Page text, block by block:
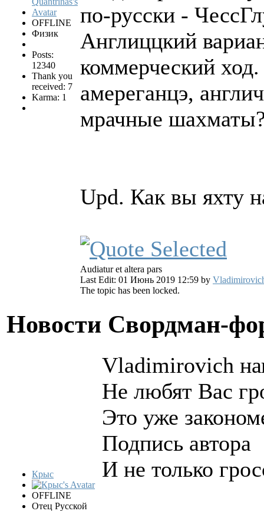
OFFLINE
Физик
Posts:
12340
Thank you
received: 7
Karma: 1
по-русски -
Англиццкий
коммерческий
амереганцэ,
мрачные
Upd. Как вы яхту
Audiatur et altera pars
Last Edit: 01 Июнь 2019 12:59 by
The topic has been locked.
Новости Свордман-
Крыс
OFFLINE
Отец Русской
Vladimirovich
Не любят Вас
Это уже
Подпись автора
И не только